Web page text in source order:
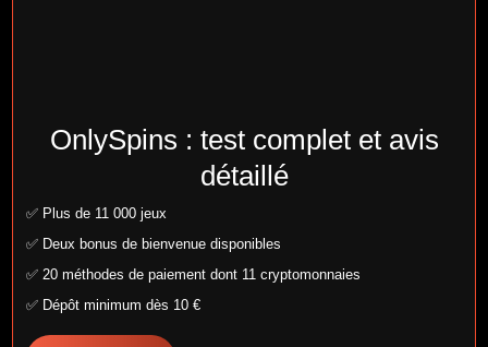
OnlySpins : test complet et avis
détaillé
✅ Plus de 11 000 jeux
✅ Deux bonus de bienvenue disponibles
✅ 20 méthodes de paiement dont 11 cryptomonnaies
✅ Dépôt minimum dès 10 €